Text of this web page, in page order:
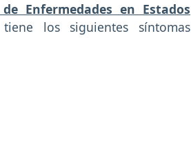
Enfermedades en Estados
los siguientes síntomas